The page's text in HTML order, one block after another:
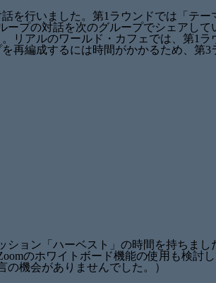
を行いました。第1ラウンドでは「テ
プの対話を次のグループでシェアし
リアルのワールド・カフェでは、第1
再編成するには時間がかかるため、第
ョン「ハーベスト」の時間を持ちま
のホワイトボード機能の使用も検
機会がありませんでした。）